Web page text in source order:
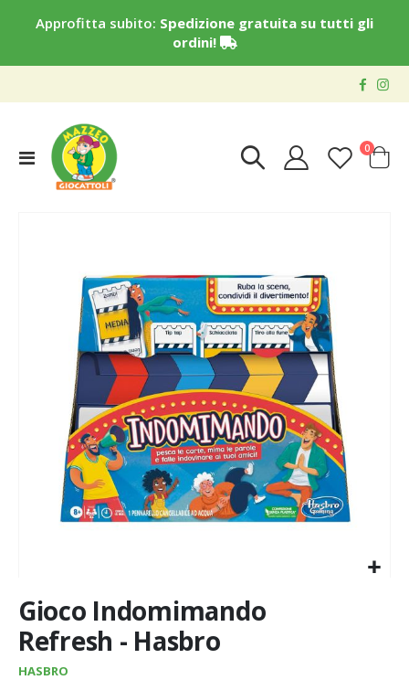
Approfitta subito: Spedizione gratuita su tutti gli
ordini!
Toggle
Nav
Cart
0elementi
all'inizio
della
galleria
Gioco Indomimando
Refresh - Hasbro
HASBRO